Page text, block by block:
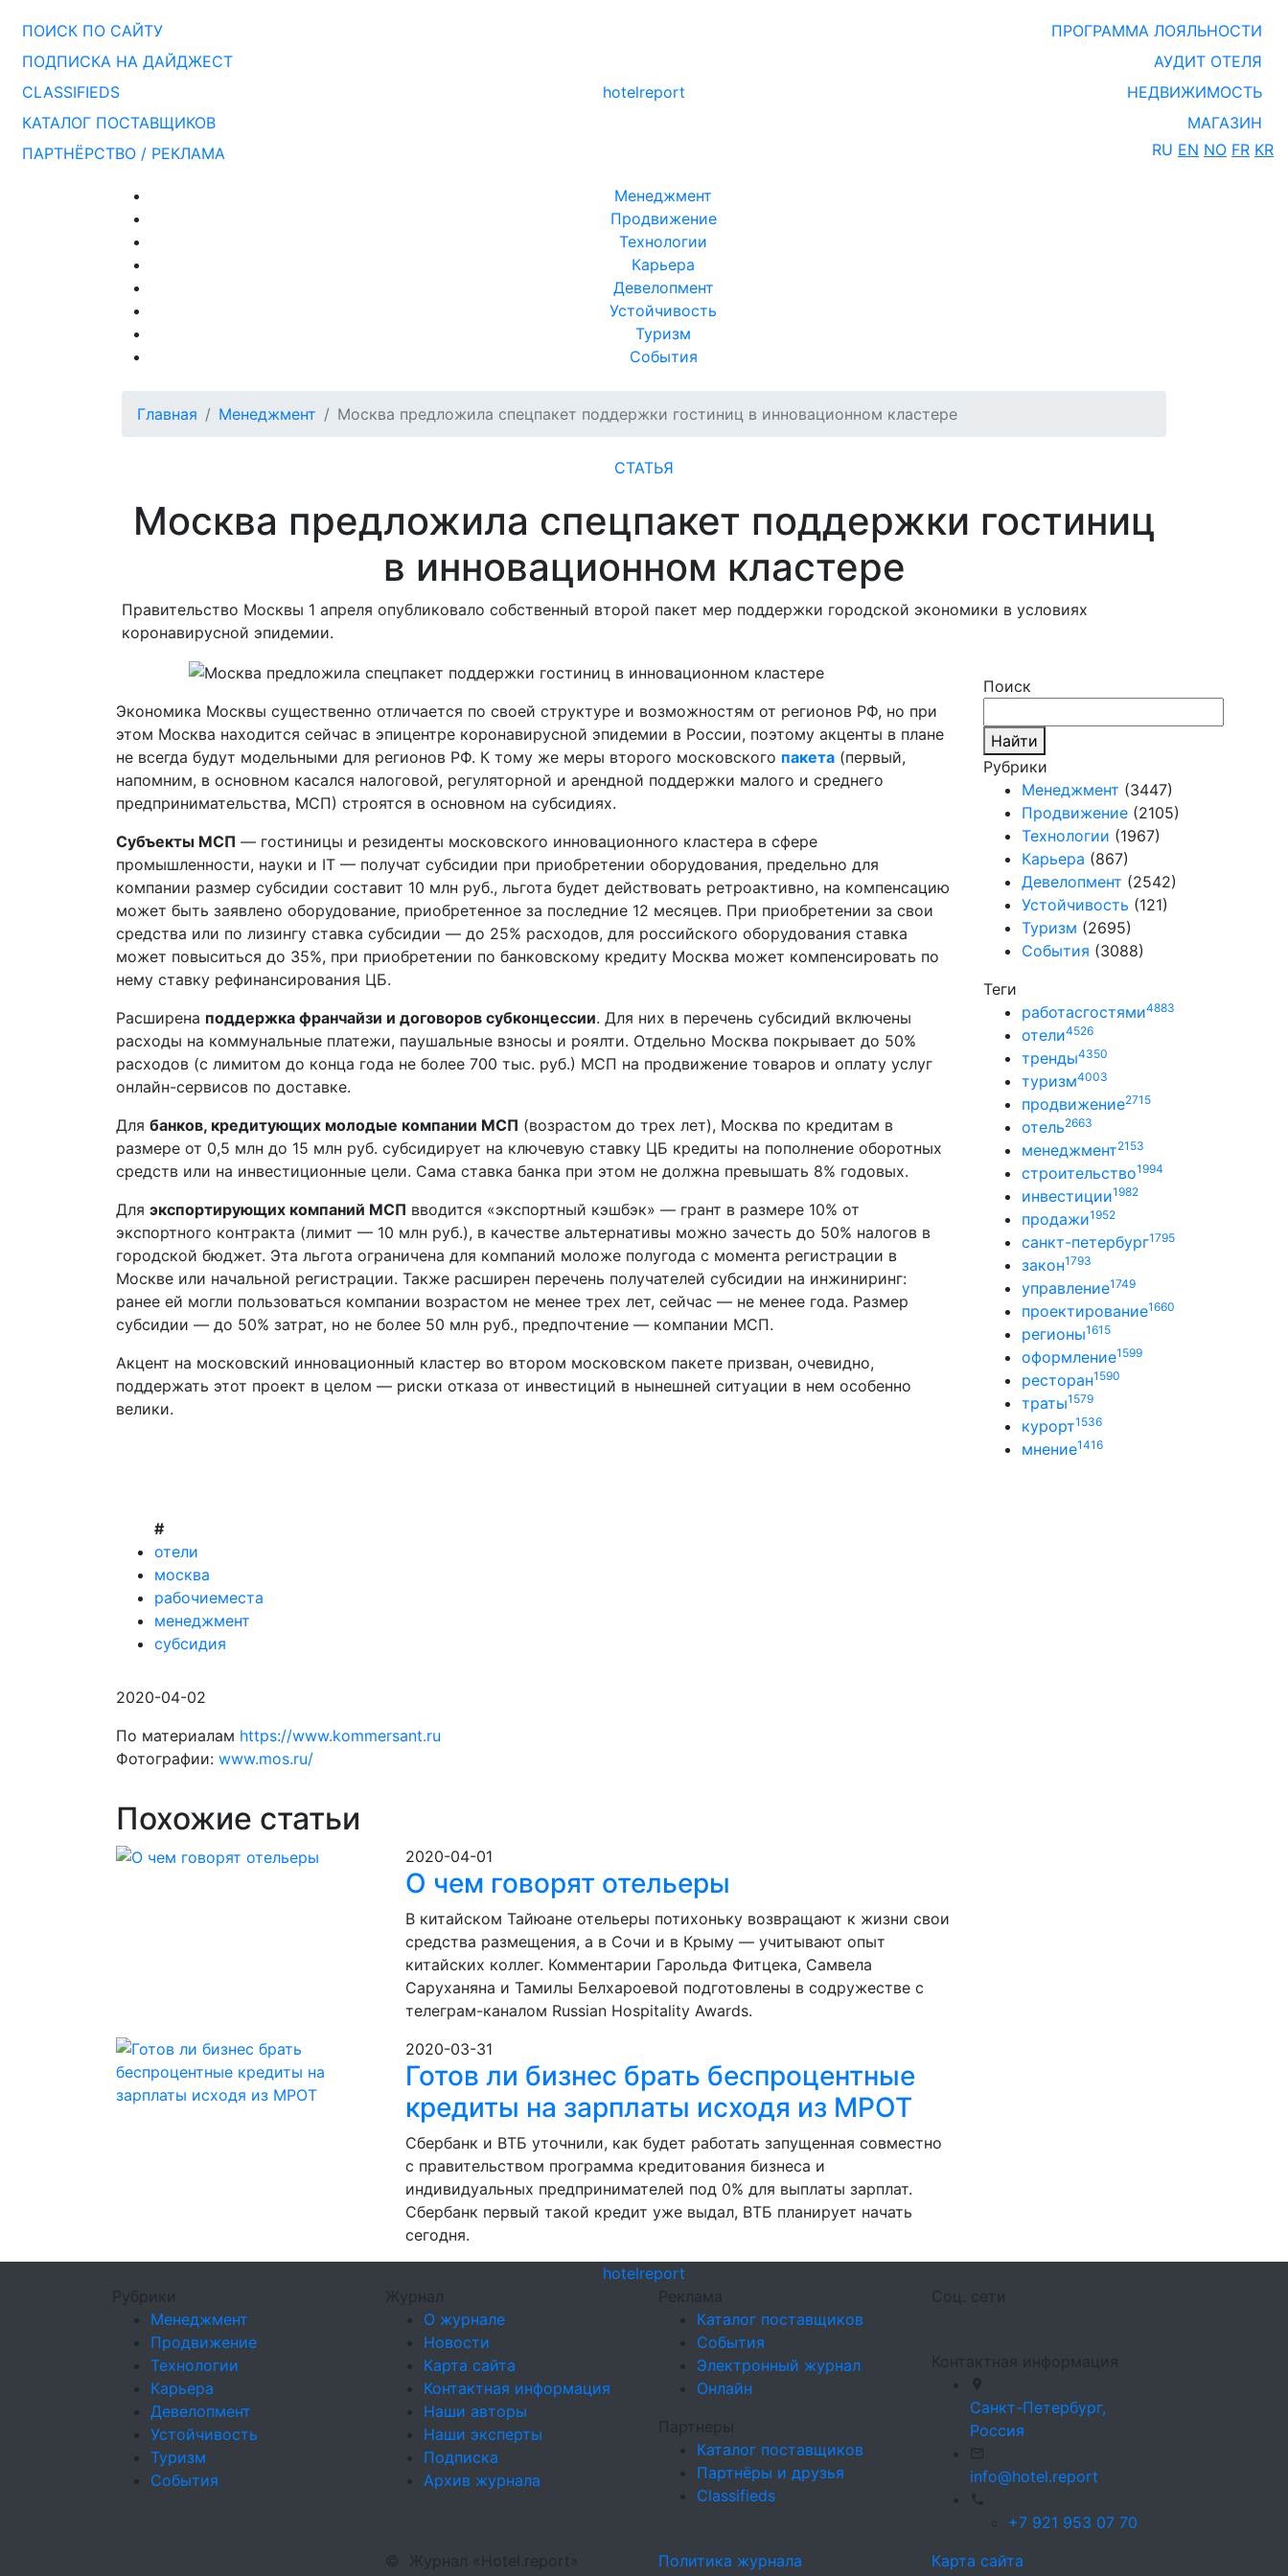
hotelreport
ПОИСК ПО САЙТУ
ПОДПИСКА НА ДАЙДЖЕСТ
CLASSIFIEDS
КАТАЛОГ ПОСТАВЩИКОВ
ПАРТНЁРСТВО / РЕКЛАМА
ПРОГРАММА ЛОЯЛЬНОСТИ
АУДИТ ОТЕЛЯ
НЕДВИЖИМОСТЬ
МАГАЗИН
RU EN NO FR KR
Менеджмент
Продвижение
Технологии
Карьера
Девелопмент
Устойчивость
Туризм
События
Главная Менеджмент Москва предложила спецпакет поддержки гостиниц в инновационном кластере
СТАТЬЯ
Москва предложила спецпакет поддержки гостиниц
в инновационном кластере
Правительство Москвы 1 апреля опубликовало собственный второй пакет мер поддержки городской экономики в условиях
коронавирусной эпидемии.
Экономика Москвы существенно отличается по своей структуре и возможностям от регионов РФ, но при
этом Москва находится сейчас в эпицентре коронавирусной эпидемии в России, поэтому акценты в плане
не всегда будут модельными для регионов РФ. К тому же меры второго московского пакета (первый,
напомним, в основном касался налоговой, регуляторной и арендной поддержки малого и среднего
предпринимательства, МСП) строятся в основном на субсидиях.
Субъекты МСП — гостиницы и резиденты московского инновационного кластера в сфере
промышленности, науки и IT — получат субсидии при приобретении оборудования, предельно для
компании размер субсидии составит 10 млн руб., льгота будет действовать ретроактивно, на компенсацию
может быть заявлено оборудование, приобретенное за последние 12 месяцев. При приобретении за свои
средства или по лизингу ставка субсидии — до 25% расходов, для российского оборудования ставка
может повыситься до 35%, при приобретении по банковскому кредиту Москва может компенсировать по
нему ставку рефинансирования ЦБ.
Расширена поддержка франчайзи и договоров субконцессии. Для них в перечень субсидий включены
расходы на коммунальные платежи, паушальные взносы и роялти. Отдельно Москва покрывает до 50%
расходов (с лимитом до конца года не более 700 тыс. руб.) МСП на продвижение товаров и оплату услуг
онлайн-сервисов по доставке.
Длябанков, кредитующих молодые компании МСП (возрастом до трех лет), Москва по кредитам в
размере от 0,5 млн до 15 млн руб. субсидирует на ключевую ставку ЦБ кредиты на пополнение оборотных
средств или на инвестиционные цели. Сама ставка банка при этом не должна превышать 8% годовых.
Дляэкспортирующих компаний МСП вводится «экспортный кэшбэк» — грант в размере 10% от
экспортного контракта (лимит — 10 млн руб.), в качестве альтернативы можно зачесть до 50% налогов в
городской бюджет. Эта льгота ограничена для компаний моложе полугода с момента регистрации в
Москве или начальной регистрации. Также расширен перечень получателей субсидии на инжиниринг:
ранее ей могли пользоваться компании возрастом не менее трех лет, сейчас — не менее года. Размер
субсидии — до 50% затрат, но не более 50 млн руб., предпочтение — компании МСП.
Акцент на московский инновационный кластер во втором московском пакете призван, очевидно,
поддержать этот проект в целом — риски отказа от инвестиций в нынешней ситуации в нем особенно
велики.
#
отели
москва
рабочиеместа
менеджмент
субсидия
2020-04-02
По материалам https://www.kommersant.ru
Фотографии:www.mos.ru/
Похожие статьи
2020-04-01
О чем говорят отельеры
В китайском Тайюане отельеры потихоньку возвращают к жизни свои
средства размещения, а в Сочи и в Крыму — учитывают опыт
китайских коллег. Комментарии Гарольда Фитцека, Самвела
Саруханяна и Тамилы Белхароевой подготовлены в содружестве с
телеграм-каналом Russian Hospitality Awards.
2020-03-31
Готов ли бизнес брать беспроцентные
кредиты на зарплаты исходя из МРОТ
Сбербанк и ВТБ уточнили, как будет работать запущенная совместно
с правительством программа кредитования бизнеса и
индивидуальных предпринимателей под 0% для выплаты зарплат.
Сбербанк первый такой кредит уже выдал, ВТБ планирует начать
сегодня.
Поиск
Найти
Рубрики
Менеджмент (3447)
Продвижение (2105)
Технологии (1967)
Карьера (867)
Девелопмент (2542)
Устойчивость (121)
Туризм (2695)
События (3088)
Теги
работасгостями4883
отели4526
тренды4350
туризм4003
продвижение2715
отель2663
менеджмент2153
строительство1994
инвестиции1982
продажи1952
санкт-петербург1795
закон1793
управление1749
проектирование1660
регионы1615
оформление1599
ресторан1590
траты1579
курорт1536
мнение1416
hotelreport
Рубрики
Менеджмент
Продвижение
Технологии
Карьера
Девелопмент
Устойчивость
Туризм
События
Журнал
О журнале
Новости
Карта сайта
Контактная информация
Наши авторы
Наши эксперты
Подписка
Архив журнала
Реклама
Каталог поставщиков
События
Электронный журнал
Онлайн
Партнеры
Каталог поставщиков
Партнёры и друзья
Classifieds
Соц. сети
Контактная информация
Санкт-Петербург,
Россия
info@hotel.report
+7 921 953 07 70
©
Журнал «Hotel.report»
Политика журнала
Карта сайта